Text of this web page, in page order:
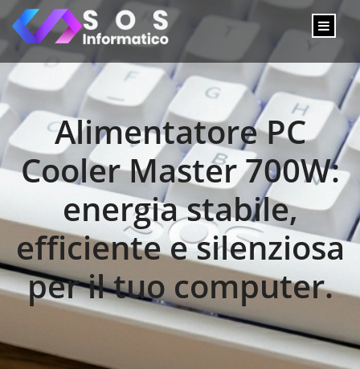
Alimentatore PC
Cooler Master 700W:
energia stabile,
efficiente e silenziosa
per il tuo computer.